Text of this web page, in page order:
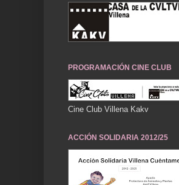
PROGRAMACIÓN CINE CLUB
Cine Club Villena Kakv
ACCIÓN SOLIDARIA 2012/25